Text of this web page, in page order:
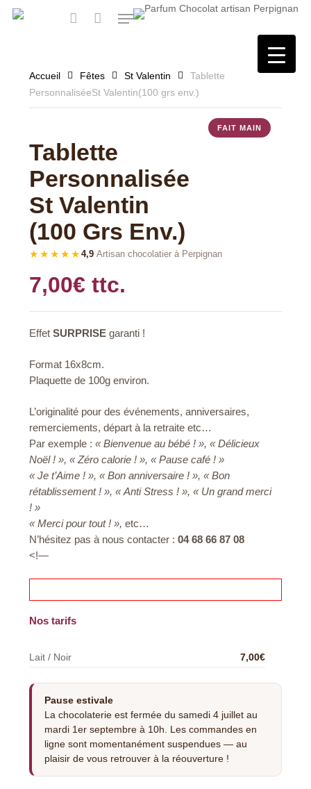
Menu
Accueil Fêtes St Valentin
Tablette
PersonnaliséeSt Valentin(100 grs env.)
Tablette
Personnalisée
St Valentin
(100 Grs Env.)
★★★★★ 4,9· Artisan chocolatier à Perpignan
7,00€ ttc.
Effet SURPRISEgaranti !
Format 16x8cm.
Plaquette de 100g environ.
L’originalité pour des événements, anniversaires,
remerciements, départ à la retraite etc…
Par exemple : « Bienvenue au bébé ! », « Délicieux
Noël ! », « Zéro calorie ! », « Pause café ! »
« Je t’Aime ! », « Bon anniversaire ! », « Bon
rétablissement ! », « Anti Stress ! », « Un grand merci
! »
« Merci pour tout ! », etc…
N’hésitez pas à nous contacter : 04 68 66 87 08
<!—
Nos tarifs
Lait / Noir 7,00€
Pause estivale
La chocolaterie est fermée du samedi 4 juillet au
mardi 1er septembre à 10h. Les commandes en
ligne sont momentanément suspendues — au
plaisir de vous retrouver à la réouverture !